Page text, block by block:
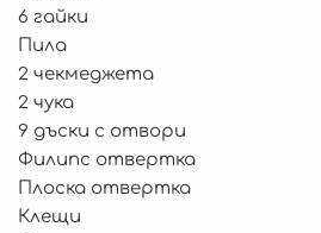
6 гайки
Пила
2 чекмеджета
2 чука
9 дъски с отвори
Филипс отвертка
Плоска отвертка
Клещи